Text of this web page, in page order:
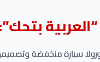
سيارة منخفضة